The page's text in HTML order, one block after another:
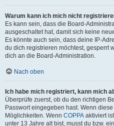
Warum kann ich mich nicht
Es kann sein, dass die Board-
ausgeschaltet hat, damit sich keine
Es könnte auch sein, dass deine IP-
du dich registrieren möchtest, gesperrt
dich an die Board-Administration.
Nach oben
Ich habe mich registriert, kann mich
Überprüfe zuerst, ob du den richtigen
Passwort eingegeben hast. Wenn
Möglichkeiten. Wenn COPPA aktiviert
unter 13 Jahre alt bist, musst du bzw.